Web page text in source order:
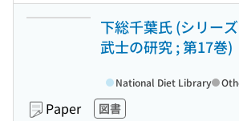
下総千葉氏 (シリー
武士の研究 ; 第17巻)
Paper 図書
National Diet Library